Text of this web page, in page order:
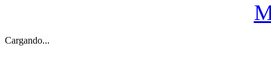
Cargando...